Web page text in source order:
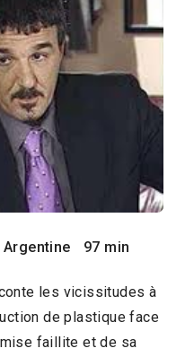
Argentine 97 min
les vicissitudes à
de plastique face
mise faillite et de sa